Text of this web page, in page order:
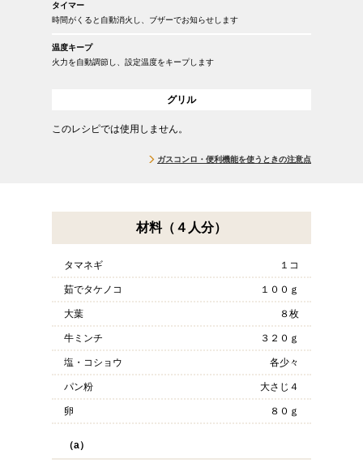
タイマー
時間がくると自動消火し、ブザーでお知らせします
温度キープ
火力を自動調節し、設定温度をキープします
グリル
このレシピでは使用しません。
ガスコンロ・便利機能を使うときの注意点
材料（４人分）
タマネギ １コ
茹でタケノコ １００ｇ
大葉 ８枚
牛ミンチ ３２０ｇ
塩・コショウ 各少々
パン粉 大さじ４
卵 ８０ｇ
（a）